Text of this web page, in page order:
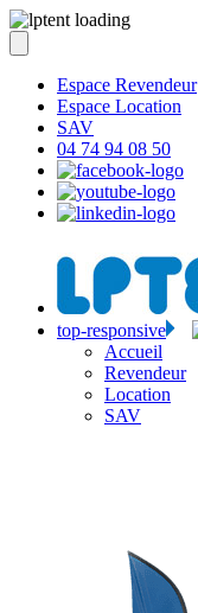
Espace Revendeur
Espace Location
SAV
04 74 94 08 50
top-responsive
Accueil
Revendeur
Location
SAV